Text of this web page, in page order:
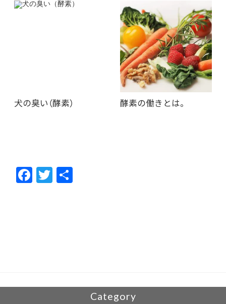
犬の臭い（酵素） 酵素の働きとは。
F
ac
T
w
Category